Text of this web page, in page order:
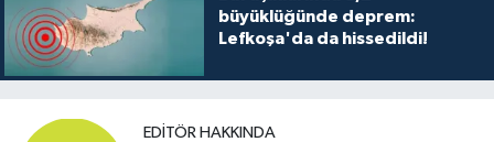
büyüklüğünde deprem:
Lefkoşa'da da hissedildi!
EDITÖR HAKKINDA